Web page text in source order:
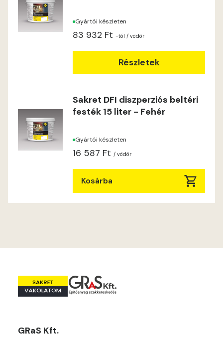
Gyártói készleten
83 932 Ft -tól / vödör
Részletek
Sakret DFI diszperziós beltéri
festék 15 liter - Fehér
Gyártói készleten
16 587 Ft / vödör
Kosárba
GRaS Kft.